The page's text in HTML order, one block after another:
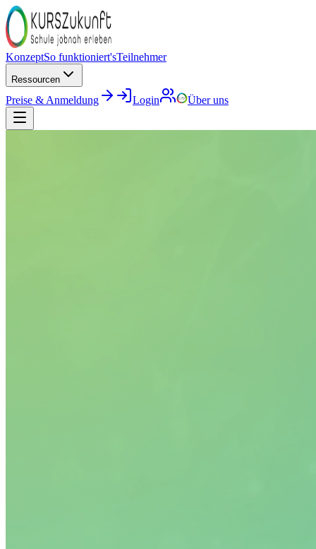
KonzeptSo funktioniert'sTeilnehmer
Ressourcen
Preise & Anmeldung Login Über uns